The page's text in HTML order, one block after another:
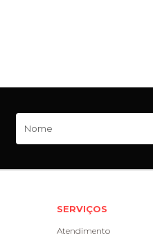
SERVIÇOS
Atendimento